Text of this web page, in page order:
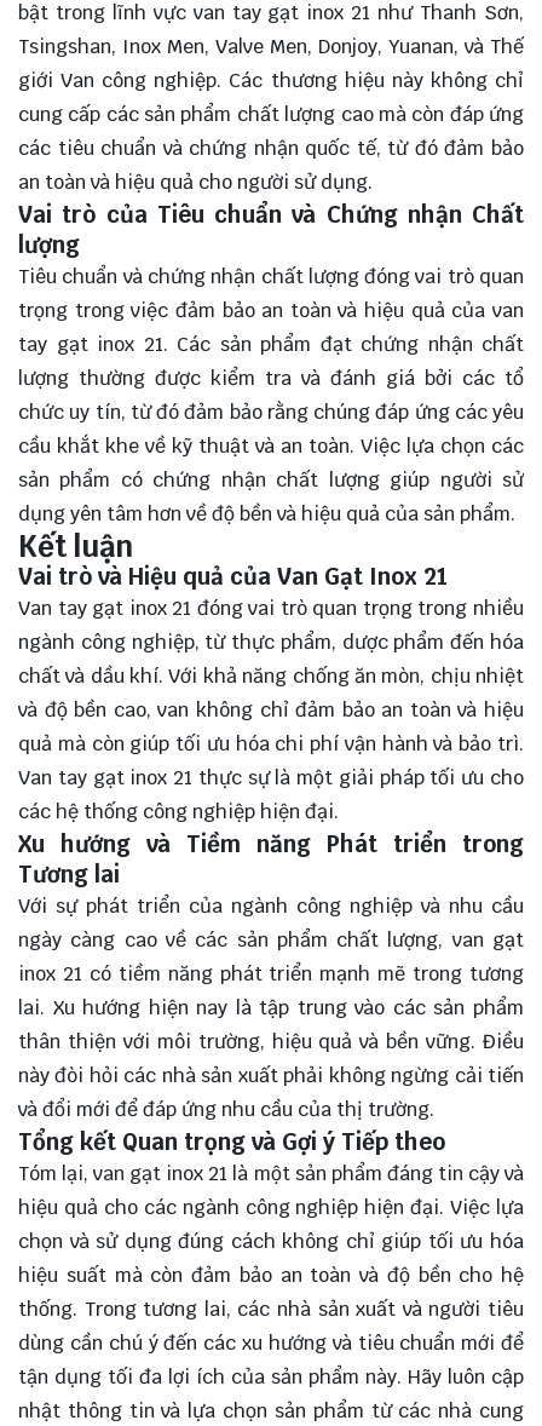
bật trong lĩnh vực van tay gạt inox 21 như Thanh Sơn,
Tsingshan, Inox Men, Valve Men, Donjoy, Yuanan, và Thế
giới Van công nghiệp. Các thương hiệu này không chỉ
cung cấp các sản phẩm chất lượng cao mà còn đáp ứng
các tiêu chuẩn và chứng nhận quốc tế, từ đó đảm bảo
an toàn và hiệu quả cho người sử dụng.
Vai trò của Tiêu chuẩn và Chứng nhận Chất
lượng
Tiêu chuẩn và chứng nhận chất lượng đóng vai trò quan
trọng trong việc đảm bảo an toàn và hiệu quả của van
tay gạt inox 21. Các sản phẩm đạt chứng nhận chất
lượng thường được kiểm tra và đánh giá bởi các tổ
chức uy tín, từ đó đảm bảo rằng chúng đáp ứng các yêu
cầu khắt khe về kỹ thuật và an toàn. Việc lựa chọn các
sản phẩm có chứng nhận chất lượng giúp người sử
dụng yên tâm hơn về độ bền và hiệu quả của sản phẩm.
Kết luận
Vai trò và Hiệu quả của Van Gạt Inox 21
Van tay gạt inox 21 đóng vai trò quan trọng trong nhiều
ngành công nghiệp, từ thực phẩm, dược phẩm đến hóa
chất và dầu khí. Với khả năng chống ăn mòn, chịu nhiệt
và độ bền cao, van không chỉ đảm bảo an toàn và hiệu
quả mà còn giúp tối ưu hóa chi phí vận hành và bảo trì.
Van tay gạt inox 21 thực sự là một giải pháp tối ưu cho
các hệ thống công nghiệp hiện đại.
Xu hướng và Tiềm năng Phát triển trong
Tương lai
Với sự phát triển của ngành công nghiệp và nhu cầu
ngày càng cao về các sản phẩm chất lượng, van gạt
inox 21 có tiềm năng phát triển mạnh mẽ trong tương
lai. Xu hướng hiện nay là tập trung vào các sản phẩm
thân thiện với môi trường, hiệu quả và bền vững. Điều
này đòi hỏi các nhà sản xuất phải không ngừng cải tiến
và đổi mới để đáp ứng nhu cầu của thị trường.
Tổng kết Quan trọng và Gợi ý Tiếp theo
Tóm lại, van gạt inox 21 là một sản phẩm đáng tin cậy và
hiệu quả cho các ngành công nghiệp hiện đại. Việc lựa
chọn và sử dụng đúng cách không chỉ giúp tối ưu hóa
hiệu suất mà còn đảm bảo an toàn và độ bền cho hệ
thống. Trong tương lai, các nhà sản xuất và người tiêu
dùng cần chú ý đến các xu hướng và tiêu chuẩn mới để
tận dụng tối đa lợi ích của sản phẩm này. Hãy luôn cập
nhật thông tin và lựa chọn sản phẩm từ các nhà cung